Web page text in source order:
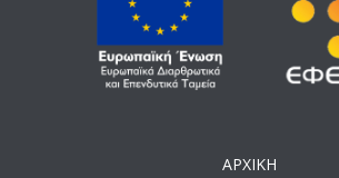
ΑΡΧΙΚΗ